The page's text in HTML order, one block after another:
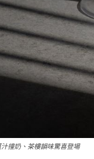
撞奶、茶樓韻味驚喜登場